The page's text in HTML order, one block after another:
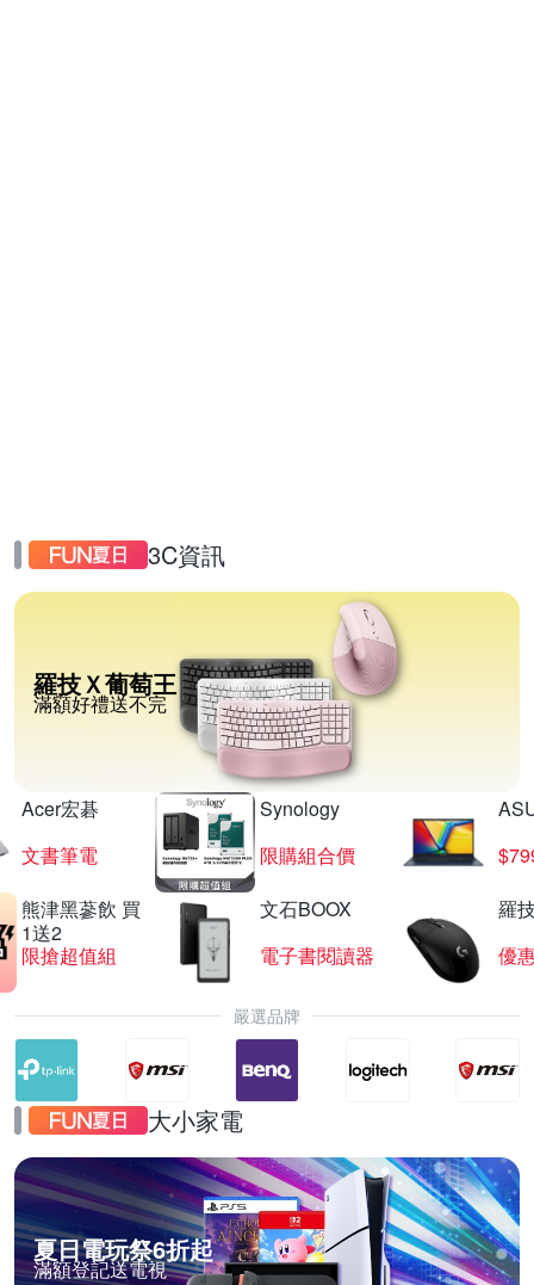
3C資訊
羅技Ｘ葡萄王
滿額好禮送不完
Acer宏碁
文書筆電
Synology
限購組合價
熊津黑蔘飲 買
1送2
限搶超值組
文石BOOX
電子書閱讀器
羅
優
嚴選品牌
大小家電
夏日電玩祭6折起
滿額登記送電視